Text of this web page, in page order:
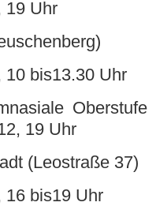
19 Uhr
10 bis13.30 Uhr
Oberstufe
19 Uhr
(Leostraße 37)
16 bis19 Uhr